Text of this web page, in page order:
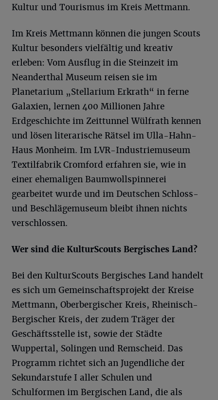
Kultur und Tourismus im Kreis Mettmann.
Im Kreis Mettmann können die jungen Scouts
Kultur besonders vielfältig und kreativ
erleben: Vom Ausflug in die Steinzeit im
Neanderthal Museum reisen sie im
Planetarium „Stellarium Erkrath“ in ferne
Galaxien, lernen 400 Millionen Jahre
Erdgeschichte im Zeittunnel Wülfrath kennen
und lösen literarische Rätsel im Ulla-Hahn-
Haus Monheim. Im LVR-Industriemuseum
Textilfabrik Cromford erfahren sie, wie in
einer ehemaligen Baumwollspinnerei
gearbeitet wurde und im Deutschen Schloss-
und Beschlägemuseum bleibt ihnen nichts
verschlossen.
Wer sind die KulturScouts Bergisches Land?
Bei den KulturScouts Bergisches Land handelt
es sich um Gemeinschaftsprojekt der Kreise
Mettmann, Oberbergischer Kreis, Rheinisch-
Bergischer Kreis, der zudem Träger der
Geschäftsstelle ist, sowie der Städte
Wuppertal, Solingen und Remscheid. Das
Programm richtet sich an Jugendliche der
Sekundarstufe I aller Schulen und
Schulformen im Bergischen Land, die als